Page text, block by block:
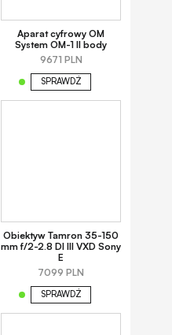
Aparat cyfrowy OM
System OM-1 II body
9671 PLN
SPRAWDŹ
Obiektyw Tamron 35-150
mm f/2-2.8 DI III VXD Sony
E
7099 PLN
SPRAWDŹ